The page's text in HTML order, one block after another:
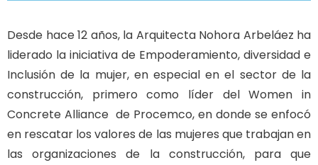
Desde hace 12 años, la Arquitecta Nohora Arbeláez ha
liderado la iniciativa de Empoderamiento, diversidad e
Inclusión de la mujer, en especial en el sector de la
construcción, primero como líder del Women in
Concrete Alliance de Procemco, en donde se enfocó
en rescatar los valores de las mujeres que trabajan en
las organizaciones de la construcción, para que